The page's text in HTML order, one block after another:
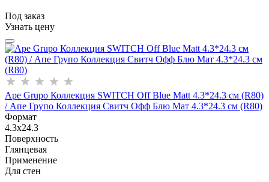
Под заказ
Узнать цену
Ape Grupo Коллекция SWITCH Off Blue Matt 4.3*24.3 см (R80)
/ Апе Групо Коллекция Свитч Офф Блю Мат 4.3*24.3 см (R80)
Формат
4.3x24.3
Поверхность
Глянцевая
Применение
Для стен